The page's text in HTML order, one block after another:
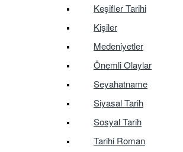
Keşifler Tarihi
Kişiler
Medeniyetler
Önemli Olaylar
Seyahatname
Siyasal Tarih
Sosyal Tarih
Tarihi Roman